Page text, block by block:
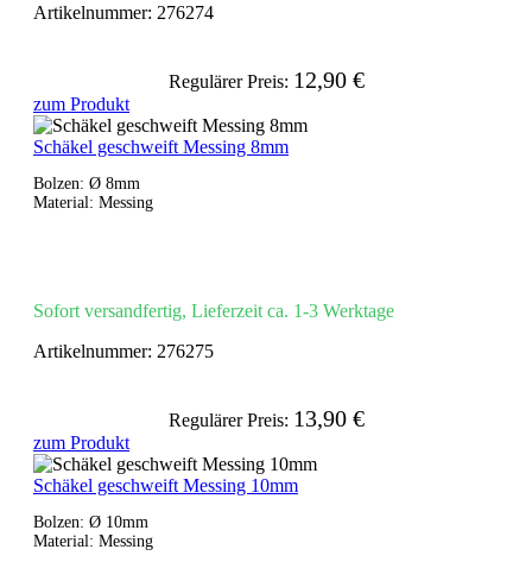
Artikelnummer: 276274
Regulärer Preis: 12,90 €
zum Produkt
Schäkel geschweift Messing 8mm
Bolzen: Ø 8mm
Material: Messing
Sofort versandfertig, Lieferzeit ca. 1-3 Werktage
Artikelnummer: 276275
Regulärer Preis: 13,90 €
zum Produkt
Schäkel geschweift Messing 10mm
Bolzen: Ø 10mm
Material: Messing